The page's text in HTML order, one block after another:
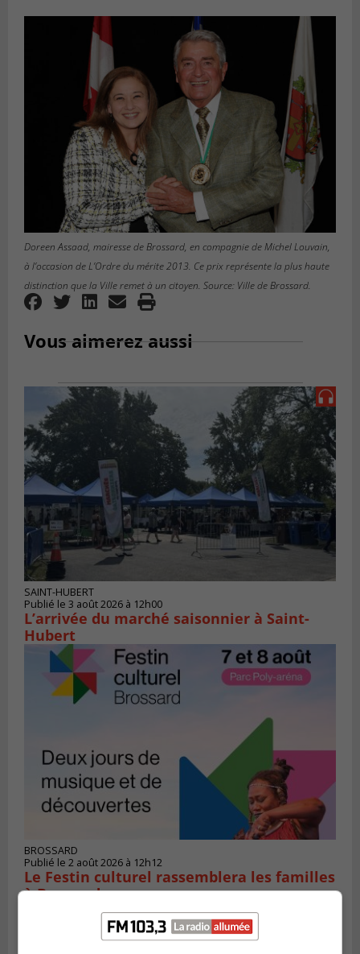
Doreen Assaad, mairesse de Brossard, en compagnie de Michel Louvain,
à l’occasion de L’Ordre du mérite 2013. Ce prix représente la plus haute
distinction que la Ville remet à un citoyen. Source: Ville de Brossard.
Vous aimerez aussi
SAINT-HUBERT
Publié le 3 août 2026 à 12h00
L’arrivée du marché saisonnier à Saint-
Hubert
BROSSARD
Publié le 2 août 2026 à 12h12
Le Festin culturel rassemblera les familles
à Brossard